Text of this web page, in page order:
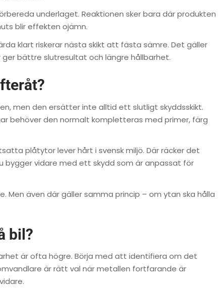
underlaget. Reaktionen sker bara där produkten
blir effekten ojämn.
klart riskerar nästa skikt att fästa sämre. Det gäller
ger bättre slutresultat och längre hållbarhet.
men den ersätter inte alltid ett slutligt skyddsskikt.
behöver den normalt kompletteras med primer, färg
plåtytor lever hårt i svensk miljö. Där räcker det
bygger vidare med ett skydd som är anpassat för
Men även där gäller samma princip – om ytan ska hålla
bil?
är ofta högre. Börja med att identifiera om det
är rätt val när metallen fortfarande är